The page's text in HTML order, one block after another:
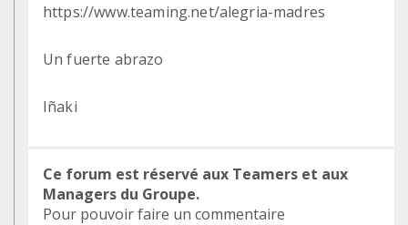
https://www.teaming.net/alegria-madres
Un fuerte abrazo
Iñaki
Ce forum est réservé aux Teamers et aux
Managers du Groupe.
Pour pouvoir faire un commentaire